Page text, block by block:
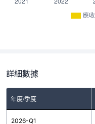
應
詳細數據
年度/季度
2026-Q1